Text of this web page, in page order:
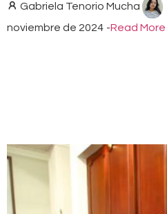
Gabriela Tenorio Mucha
noviembre de 2024 -Read More